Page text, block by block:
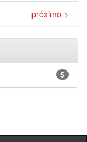
próximo >
5